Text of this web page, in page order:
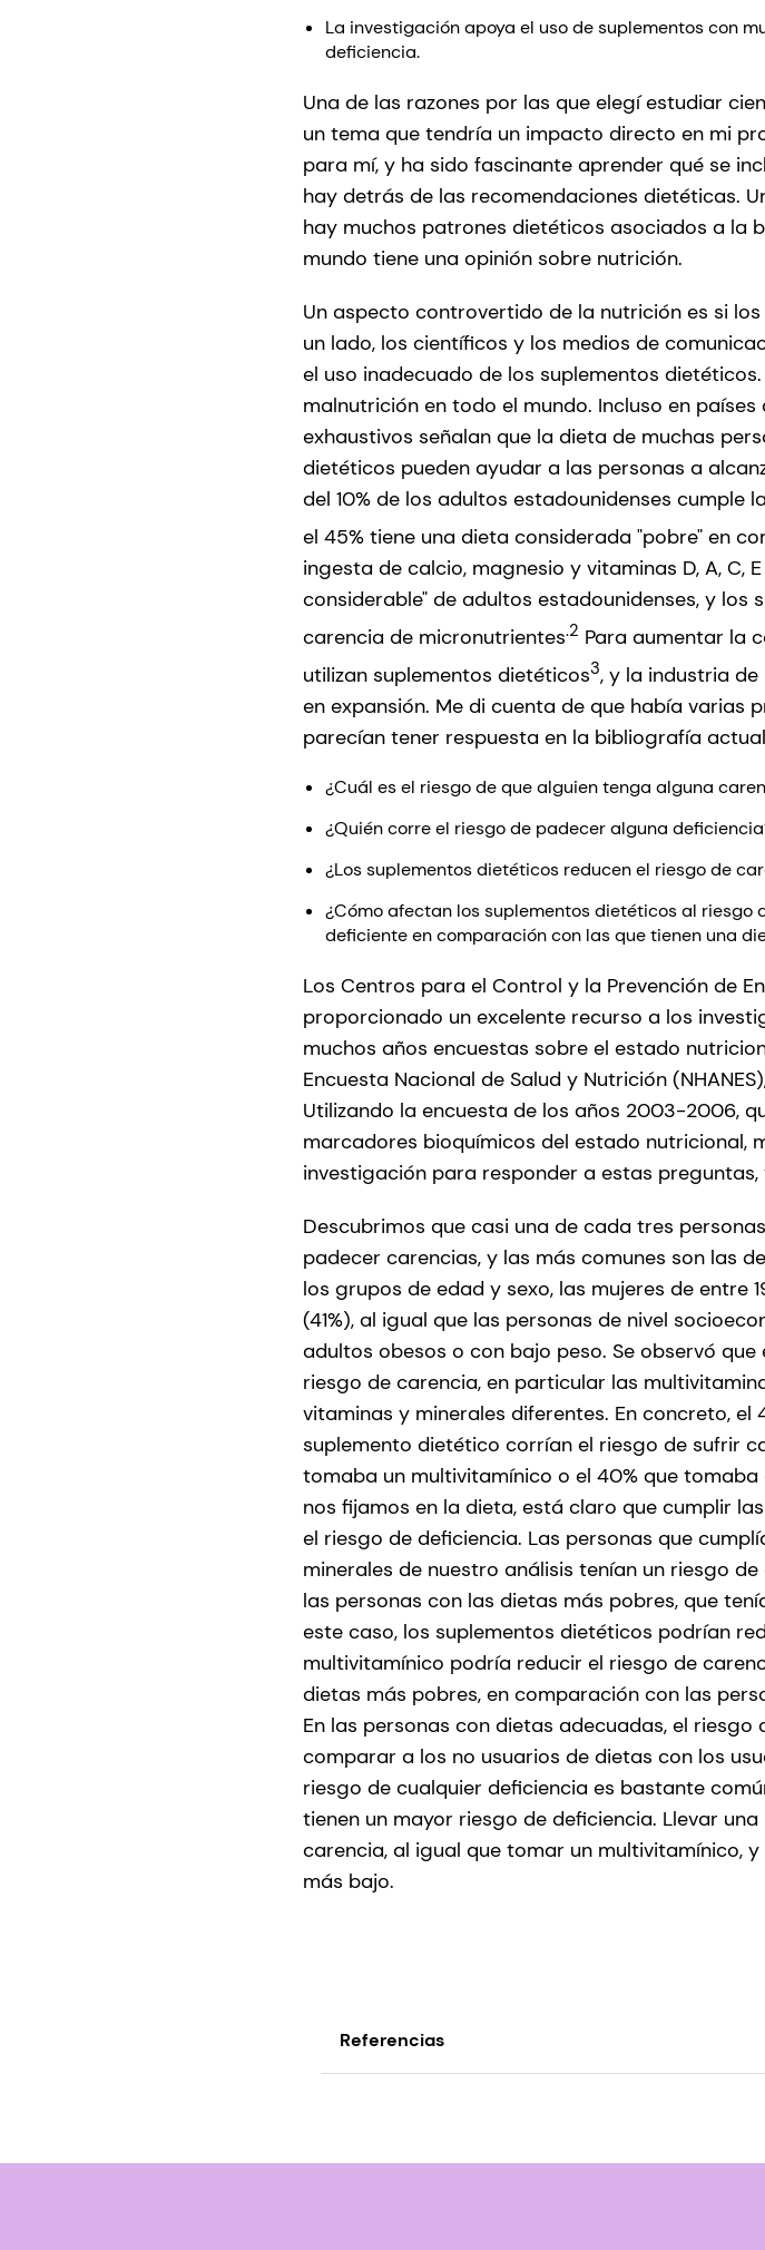
La investigación apoya el uso de suplementos con
deficiencia.
Una de las razones por las que elegí estudiar
un tema que tendría un impacto directo en mi
para mí, y ha sido fascinante aprender qué se
hay detrás de las recomendaciones dietéticas.
hay muchos patrones dietéticos asociados a la
mundo tiene una opinión sobre nutrición.
Un aspecto controvertido de la nutrición es si
un lado, los científicos y los medios de
el uso inadecuado de los suplementos
malnutrición en todo el mundo. Incluso en países
exhaustivos señalan que la dieta de muchas
dietéticos pueden ayudar a las personas a
del 10% de los adultos estadounidenses
el 45% tiene una dieta considerada "pobre" en
ingesta de calcio, magnesio y vitaminas D, A, C,
considerable" de adultos estadounidenses, y
carencia de micronutrientes.2 Para aumentar la
utilizan suplementos dietéticos3, y la industria
en expansión. Me di cuenta de que había varias
parecían tener respuesta en la bibliografía
¿Cuál es el riesgo de que alguien tenga alguna
¿Quién corre el riesgo de padecer alguna
¿Los suplementos dietéticos reducen el riesgo de
¿Cómo afectan los suplementos dietéticos al riesgo
deficiente en comparación con las que tienen una
Los Centros para el Control y la Prevención de
proporcionado un excelente recurso a los
muchos años encuestas sobre el estado
Encuesta Nacional de Salud y Nutrición
Utilizando la encuesta de los años 2003-2006,
marcadores bioquímicos del estado nutricional,
investigación para responder a estas
Descubrimos que casi una de cada tres
padecer carencias, y las más comunes son las
los grupos de edad y sexo, las mujeres de entre
(41%), al igual que las personas de nivel
adultos obesos o con bajo peso. Se observó
riesgo de carencia, en particular las
vitaminas y minerales diferentes. En concreto,
suplemento dietético corrían el riesgo de sufrir
tomaba un multivitamínico o el 40% que
nos fijamos en la dieta, está claro que cumplir
el riesgo de deficiencia. Las personas que
minerales de nuestro análisis tenían un riesgo
las personas con las dietas más pobres, que
este caso, los suplementos dietéticos podrían
multivitamínico podría reducir el riesgo de
dietas más pobres, en comparación con las
En las personas con dietas adecuadas, el riesgo
comparar a los no usuarios de dietas con los
riesgo de cualquier deficiencia es bastante
tienen un mayor riesgo de deficiencia. Llevar
carencia, al igual que tomar un multivitamínico,
más bajo.
Referencias
http://annals.org/aim/article/1789253/